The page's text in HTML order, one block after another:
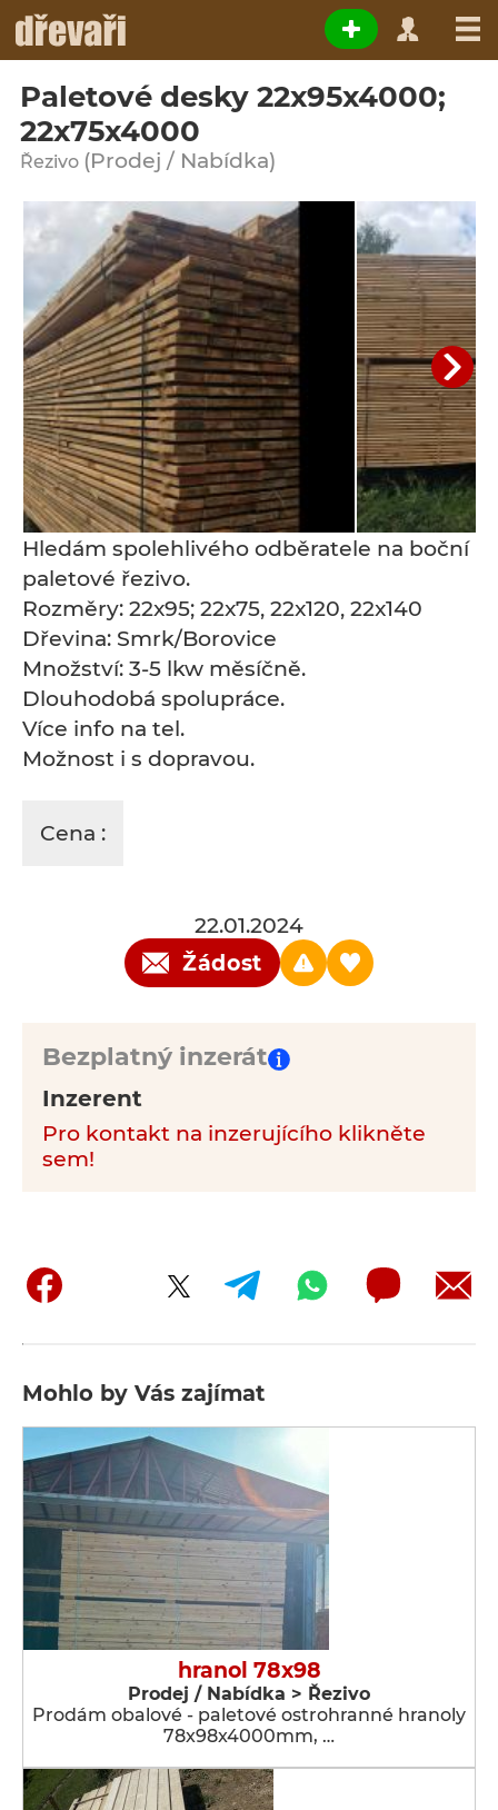
Paletové desky 22x95x4000;
22x75x4000
Řezivo (Prodej / Nabídka)
Hledám spolehlivého odběratele na boční
paletové řezivo.
Rozměry: 22x95; 22x75, 22x120, 22x140
Dřevina: Smrk/Borovice
Množství: 3-5 lkw měsíčně.
Dlouhodobá spolupráce.
Více info na tel.
Možnost i s dopravou.
Cena :
22.01.2024
Žádost
Bezplatný inzerát
Inzerent
Pro kontakt na inzerujícího klikněte
sem!
Mohlo by Vás zajímat
hranol 78x98
Prodej / Nabídka > Řezivo
Prodám obalové - paletové ostrohranné hranoly
78x98x4000mm, …